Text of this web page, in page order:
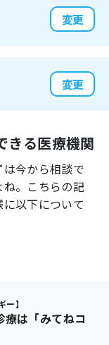
変更
変更
きる医療機関
今から相談で
。こちらの記
以下について
ー】
は「みてねコ